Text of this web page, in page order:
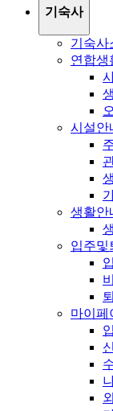
기숙사
기숙사
연합생
시설안
생활안
입주및
마이페